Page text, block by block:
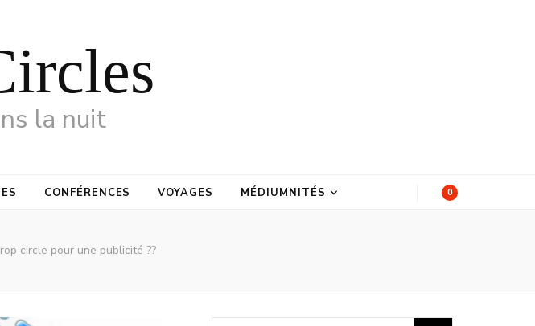
la nuit
CONFÉRENCES VOYAGES MÉDIUMNITÉS 0
circle pour une publicité ??